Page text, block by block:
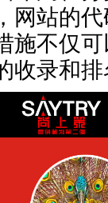
网站的
施不仅
收录和